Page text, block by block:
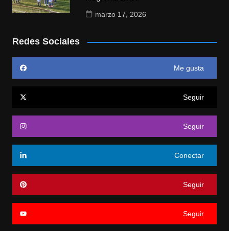
marzo 17, 2026
Redes Sociales
Me gusta
Seguir
Seguir
Conectar
Seguir
Seguir